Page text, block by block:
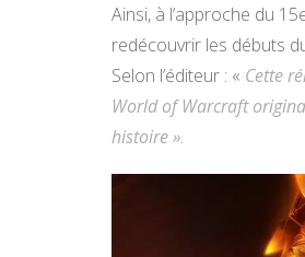
Ainsi, à l’approche du
redécouvrir les débuts
Selon l’éditeur : « Cette
World of Warcraft
histoire ».